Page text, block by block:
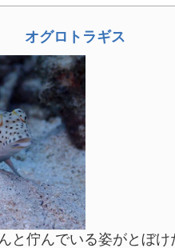
オグロトラギス
と佇んでいる姿がとぼ